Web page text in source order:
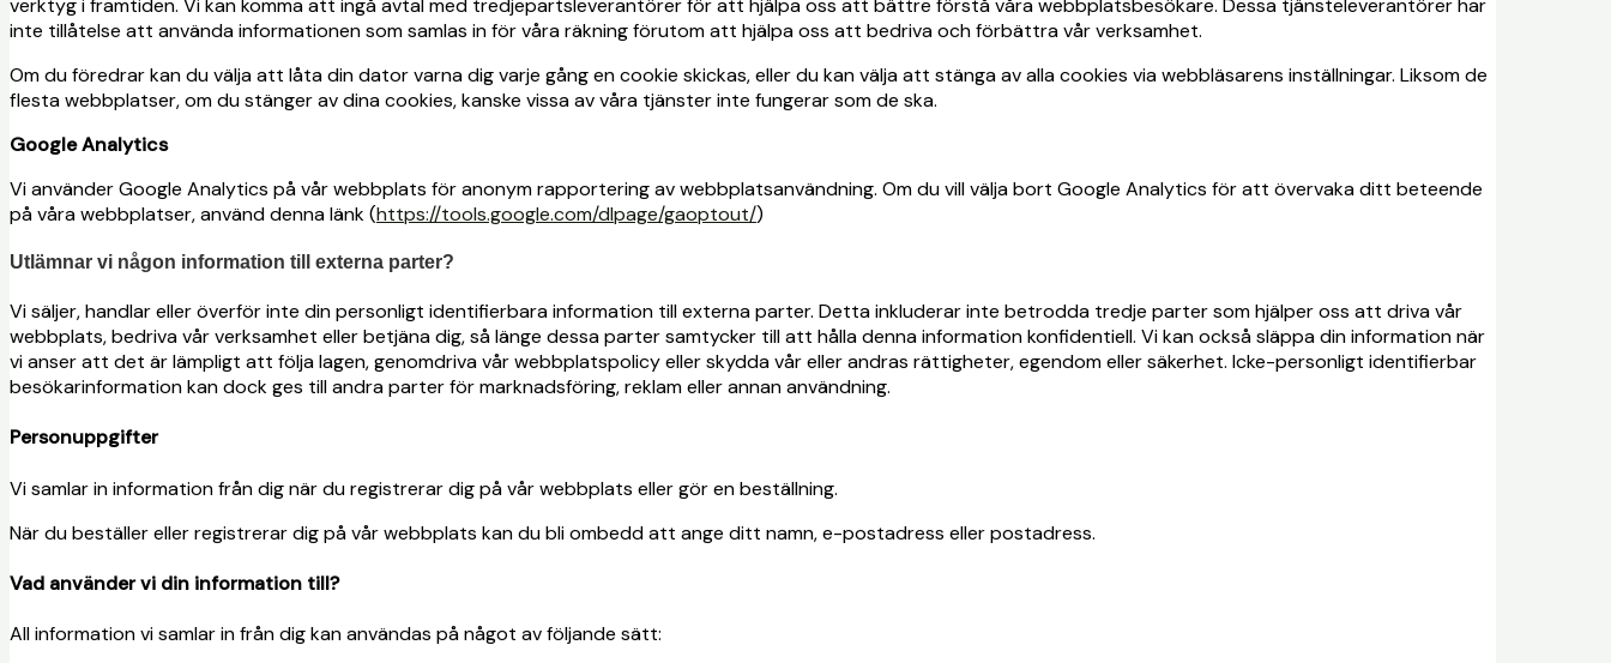
inte tillåtelse att använda informationen som samlas in för våra räkning förutom att hjälpa oss att bedriva och förbättra vår verksamhet.
Om du föredrar kan du välja att låta din dator varna dig varje gång en cookie skickas, eller du kan välja att stänga av alla cookies via webbläsarens inställningar. Liksom de
flesta webbplatser, om du stänger av dina cookies, kanske vissa av våra tjänster inte fungerar som de ska.
Google Analytics
Vi använder Google Analytics på vår webbplats för anonym rapportering av webbplatsanvändning. Om du vill välja bort Google Analytics för att övervaka ditt beteende
på våra webbplatser, använd denna länk (https://tools.google.com/dlpage/gaoptout/)
Utlämnar vi någon information till externa parter?
Vi säljer, handlar eller överför inte din personligt identifierbara information till externa parter. Detta inkluderar inte betrodda tredje parter som hjälper oss att driva vår
webbplats, bedriva vår verksamhet eller betjäna dig, så länge dessa parter samtycker till att hålla denna information konfidentiell. Vi kan också släppa din information när
vi anser att det är lämpligt att följa lagen, genomdriva vår webbplatspolicy eller skydda vår eller andras rättigheter, egendom eller säkerhet. Icke-personligt identifierbar
besökarinformation kan dock ges till andra parter för marknadsföring, reklam eller annan användning.
Personuppgifter
Vi samlar in information från dig när du registrerar dig på vår webbplats eller gör en beställning.
När du beställer eller registrerar dig på vår webbplats kan du bli ombedd att ange ditt namn, e-postadress eller postadress.
Vad använder vi din information till?
All information vi samlar in från dig kan användas på något av följande sätt: